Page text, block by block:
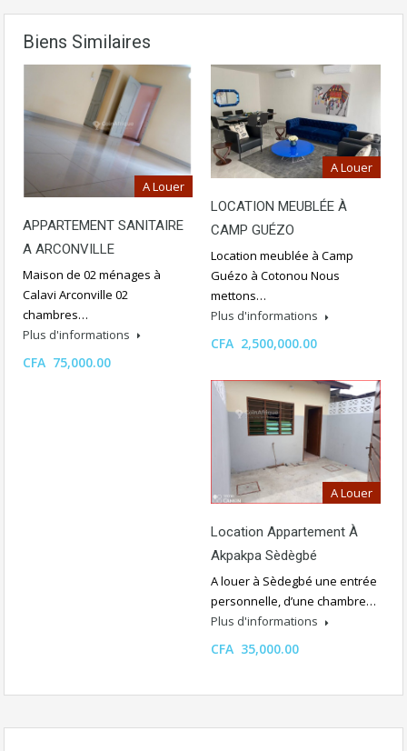
Biens Similaires
A Louer
APPARTEMENT SANITAIRE
A ARCONVILLE
Maison de 02 ménages à
Calavi Arconville 02
chambres…
Plus d'informations
CFA 75,000.00
A Louer
LOCATION MEUBLÉE À
CAMP GUÉZO
Location meublée à Camp
Guézo à Cotonou Nous
mettons…
Plus d'informations
CFA 2,500,000.00
A Louer
Location Appartement À
Akpakpa Sèdègbé
A louer à Sèdegbé une entrée
personnelle, d’une chambre…
Plus d'informations
CFA 35,000.00